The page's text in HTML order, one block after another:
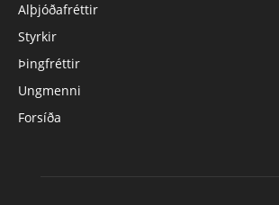
Alþjóðafréttir
Styrkir
Þingfréttir
Ungmenni
Forsíða